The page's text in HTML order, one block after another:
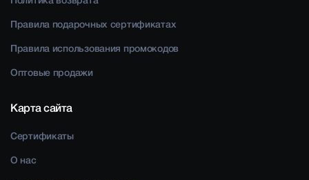
Правила подарочных сертификатах
Правила использования промокодов
Оптовые продажи
Карта сайта
Сертификаты
О нас